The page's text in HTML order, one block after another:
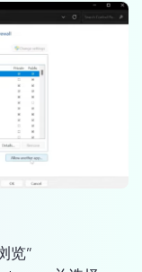
览”